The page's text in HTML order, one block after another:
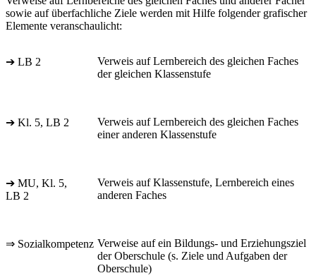
sowie auf überfachliche Ziele werden mit Hilfe folgender grafischer
Elemente veranschaulicht:
➔ LB 2
Verweis auf Lernbereich des gleichen Faches
der gleichen Klassenstufe
➔ Kl. 5, LB 2
Verweis auf Lernbereich des gleichen Faches
einer anderen Klassenstufe
➔ MU, Kl. 5,
LB 2
Verweis auf Klassenstufe, Lernbereich eines
anderen Faches
⇒ Sozialkompetenz Verweise auf ein Bildungs- und Erziehungsziel
der Oberschule (s. Ziele und Aufgaben der
Oberschule)